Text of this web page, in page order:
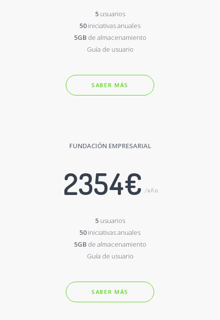
5usuarios
50iniciativas anuales
5GBde almacenamiento
Guía de usuario
SABER MÁS
FUNDACIÓN EMPRESARIAL
2354€ /año
5usuarios
50iniciativas anuales
5GBde almacenamiento
Guía de usuario
SABER MÁS